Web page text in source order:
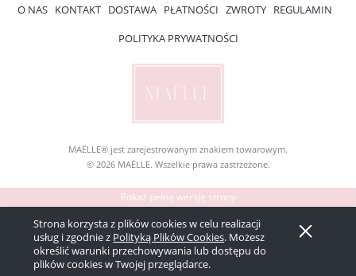
Strona korzysta z plików cookies w celu realizacji
usług i zgodnie z Polityką Plików Cookies. Możesz
określić warunki przechowywania lub dostępu do
plików cookies w Twojej przeglądarce.
O NAS KONTAKT DOSTAWA PŁATNOŚCI ZWROTY REGULAMIN
POLITYKA PRYWATNOŚCI
MAËLLE® jest zarejestrowanym znakiem towarowym.
© 2026 MAËLLE. Wszelkie prawa zastrzeżone.
Pokaż pełną wersję strony
Sklep internetowy Shoper Premium